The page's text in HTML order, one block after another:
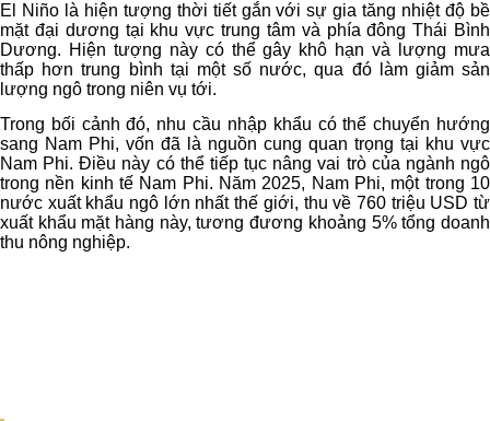
El Niño là hiện tượng thời tiết gắn với sự gia tăng nhiệt độ bề
mặt đại dương tại khu vực trung tâm và phía đông Thái Bình
Dương. Hiện tượng này có thể gây khô hạn và lượng mưa
thấp hơn trung bình tại một số nước, qua đó làm giảm sản
lượng ngô trong niên vụ tới.
Trong bối cảnh đó, nhu cầu nhập khẩu có thể chuyển hướng
sang Nam Phi, vốn đã là nguồn cung quan trọng tại khu vực
Nam Phi. Điều này có thể tiếp tục nâng vai trò của ngành ngô
trong nền kinh tế Nam Phi. Năm 2025, Nam Phi, một trong 10
nước xuất khẩu ngô lớn nhất thế giới, thu về 760 triệu USD từ
xuất khẩu mặt hàng này, tương đương khoảng 5% tổng doanh
thu nông nghiệp.